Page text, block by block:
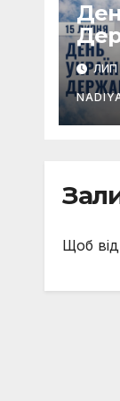
ЛИП
Щоб